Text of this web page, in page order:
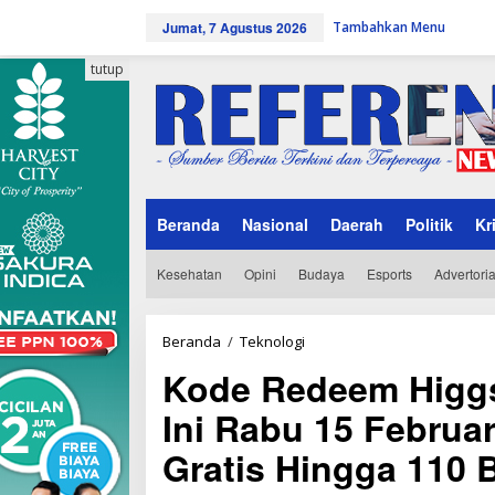
e
k
o
e
n
Jumat, 7 Agustus 2026 Tambahkan Menu
Beranda Nasional Daerah Politik
Kesehatan Opini Budaya Esports
tutup
Beranda / Teknologi
d
e
d
e
Kode Redeem
Ini Rabu 15
Gratis Hingga 110